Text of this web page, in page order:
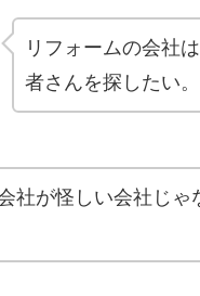
リフォームの会社
者さんを探したい。
社が怪しい会社じ